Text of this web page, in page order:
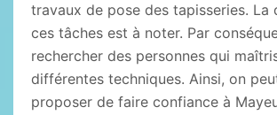
travaux de pose des tapisseries.
ces tâches est à noter. Par
rechercher des personnes qui
différentes techniques. Ainsi, on
proposer de faire confiance à